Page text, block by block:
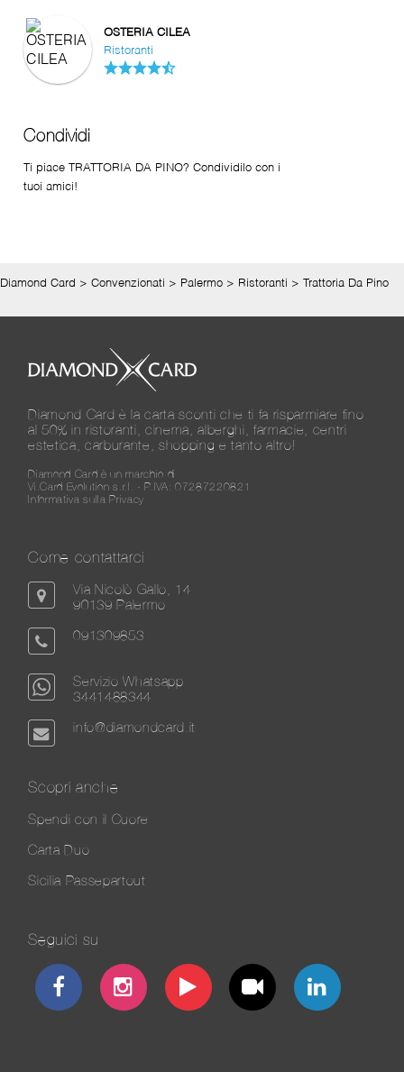
OSTERIA CILEA
Ristoranti
Condividi
Ti piace TRATTORIA DA PINO? Condividilo con i
tuoi amici!
Diamond Card > Convenzionati > Palermo > Ristoranti > Trattoria Da Pino
Diamond Card è la carta sconti che ti fa risparmiare fino
al 50% in ristoranti, cinema, alberghi, farmacie, centri
estetica, carburante, shopping e tanto altro!
Diamond Card è un marchio di
Vi.Card Evolution s.r.l. - P.IVA: 07287220821
Informativa sulla Privacy
Come contattarci
Via Nicolò Gallo, 14
90139 Palermo
091309853
Servizio Whatsapp
3441488344
info@diamondcard.it
Scopri anche
Spendi con il Cuore
Carta Duo
Sicilia Passepartout
Seguici su